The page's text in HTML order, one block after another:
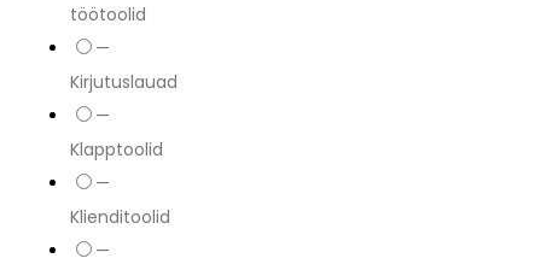
töötoolid
—
Kirjutuslauad
—
Klapptoolid
—
Klienditoolid
—